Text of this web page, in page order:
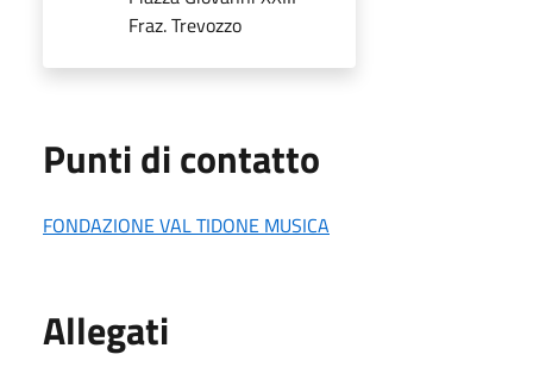
Fraz. Trevozzo
Punti di contatto
FONDAZIONE VAL TIDONE MUSICA
Allegati